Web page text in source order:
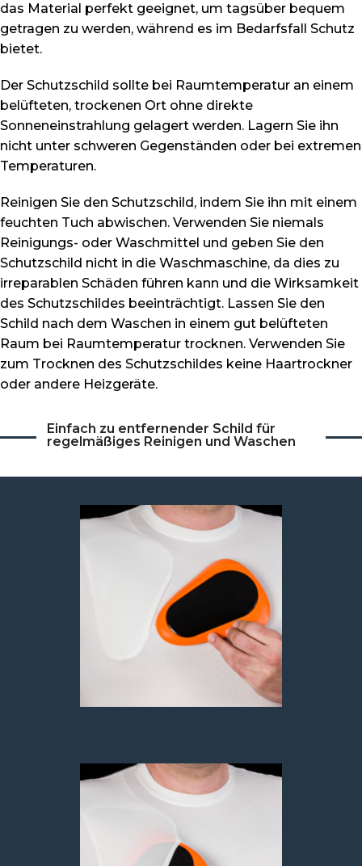
das Material perfekt geeignet, um tagsüber bequem
getragen zu werden, während es im Bedarfsfall Schutz
bietet.
Der Schutzschild sollte bei Raumtemperatur an einem
belüfteten, trockenen Ort ohne direkte
Sonneneinstrahlung gelagert werden. Lagern Sie ihn
nicht unter schweren Gegenständen oder bei extremen
Temperaturen.
Reinigen Sie den Schutzschild, indem Sie ihn mit einem
feuchten Tuch abwischen. Verwenden Sie niemals
Reinigungs- oder Waschmittel und geben Sie den
Schutzschild nicht in die Waschmaschine, da dies zu
irreparablen Schäden führen kann und die Wirksamkeit
des Schutzschildes beeinträchtigt. Lassen Sie den
Schild nach dem Waschen in einem gut belüfteten
Raum bei Raumtemperatur trocknen. Verwenden Sie
zum Trocknen des Schutzschildes keine Haartrockner
oder andere Heizgeräte.
Einfach zu entfernender Schild für
regelmäßiges Reinigen und Waschen